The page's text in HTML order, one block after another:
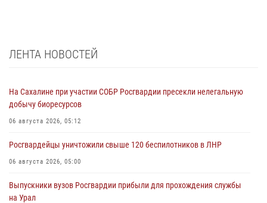
ЛЕНТА НОВОСТЕЙ
На Сахалине при участии СОБР Росгвардии пресекли нелегальную
добычу биоресурсов
06 августа 2026, 05:12
Росгвардейцы уничтожили свыше 120 беспилотников в ЛНР
06 августа 2026, 05:00
Выпускники вузов Росгвардии прибыли для прохождения службы
на Урал